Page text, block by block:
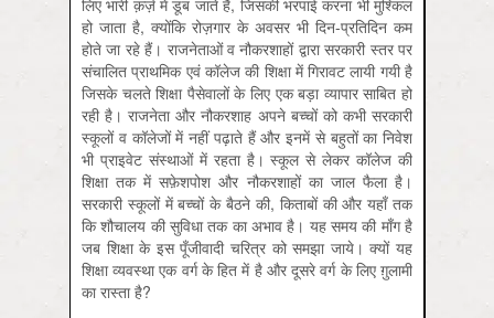
लिए भारी क़र्ज़ में डूब जाते हैं, जिसकी भरपाई करना भी मुश्किल
हो जाता है, क्योंकि रोज़गार के अवसर भी दिन-प्रतिदिन कम
होते जा रहे हैं। राजनेताओं व नौकरशाहों द्वारा सरकारी स्तर पर
संचालित प्राथमिक एवं कॉलेज की शिक्षा में गिरावट लायी गयी है
जिसके चलते शिक्षा पैसेवालों के लिए एक बड़ा व्यापार साबित हो
रही है। राजनेता और नौकरशाह अपने बच्चों को कभी सरकारी
स्कूलों व कॉलेजों में नहीं पढ़ाते हैं और इनमें से बहुतों का निवेश
भी प्राइवेट संस्थाओं में रहता है। स्कूल से लेकर कॉलेज की
शिक्षा तक में सफ़ेशपोश और नौकरशाहों का जाल फैला है।
सरकारी स्कूलों में बच्चों के बैठने की, किताबों की और यहाँ तक
कि शौचालय की सुविधा तक का अभाव है। यह समय की माँग है
जब शिक्षा के इस पूँजीवादी चरित्र को समझा जाये। क्यों यह
शिक्षा व्यवस्था एक वर्ग के हित में है और दूसरे वर्ग के लिए ग़ुलामी
का रास्ता है?